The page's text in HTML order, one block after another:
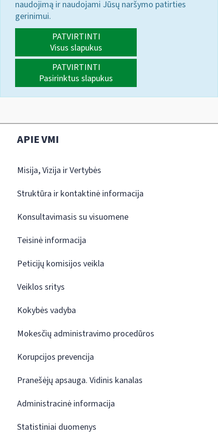
naudojimą ir naudojami Jūsų naršymo patirties
gerinimui.
PATVIRTINTI
Visus slapukus
PATVIRTINTI
Pasirinktus slapukus
APIE VMI
Misija, Vizija ir Vertybės
Struktūra ir kontaktinė informacija
Konsultavimasis su visuomene
Teisinė informacija
Peticijų komisijos veikla
Veiklos sritys
Kokybės vadyba
Mokesčių administravimo procedūros
Korupcijos prevencija
Pranešėjų apsauga. Vidinis kanalas
Administracinė informacija
Statistiniai duomenys